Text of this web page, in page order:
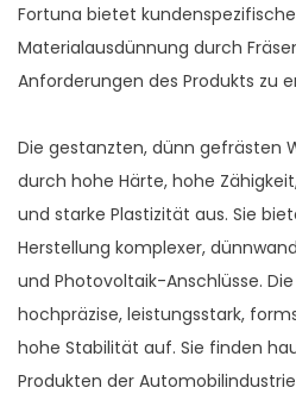
Fortuna bietet
Materialausdünnung durch
Anforderungen des Produkts zu
Die gestanzten, dünn gefrästen
durch hohe Härte, hohe
und starke Plastizität aus. Sie
Herstellung komplexer,
und Photovoltaik-Anschlüsse.
hochpräzise, ​​leistungsstark,
hohe Stabilität auf. Sie finden
Produkten der